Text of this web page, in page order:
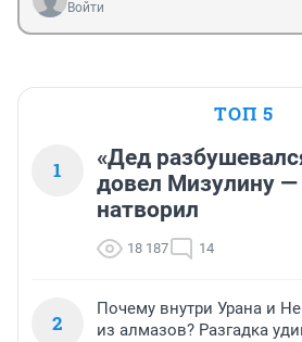
Войти
ТОП 5
1
«Дед
довел Мизулину —
натворил
18 187 14
2
Почему внутри Урана и
из алмазов? Разгадка